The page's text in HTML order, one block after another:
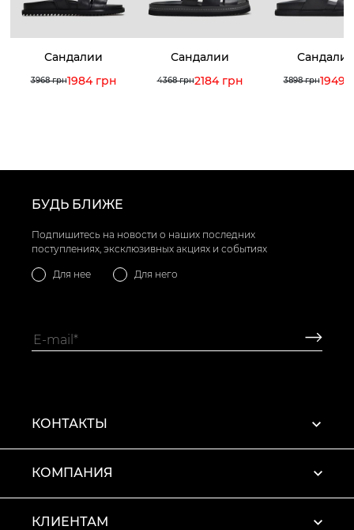
Сандалии
3968 грн1984 грн
Сандалии
4368 грн2184 грн 3898 грн1949
БУДЬ БЛИЖЕ
Подпишитесь на новости о наших последних
поступлениях, эксклюзивных акциях и событиях
Для нее Для него
КОНТАКТЫ
КОМПАНИЯ
КЛИЕНТАМ